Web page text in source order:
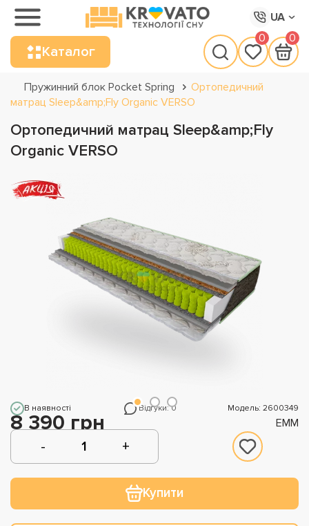
UA
Каталог
0 0
Пружинний блок Pocket Spring
Ортопедичний
матрац Sleep&amp;Fly Organic VERSO
Ортопедичний матрац Sleep&amp;Fly
Organic VERSO
В наявності Відгуки: 0 Модель: 2600349
8 390 грн EMM
Купити